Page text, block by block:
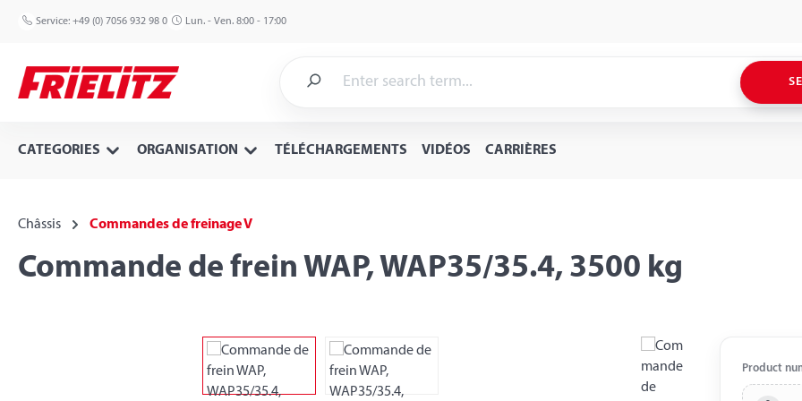
to main content
Skip to search
Skip to main navigation
Service: +49 (0) 7056 932 98 0 Lun. - Ven. 8:00 - 17:00
CATEGORIES ORGANISATION TÉLÉCHARGEMENTS VIDÉOS CARRIÈRES
Châssis Commandes de freinage V
Commande de frein WAP, WAP35/35.4, 3500 kg
Product